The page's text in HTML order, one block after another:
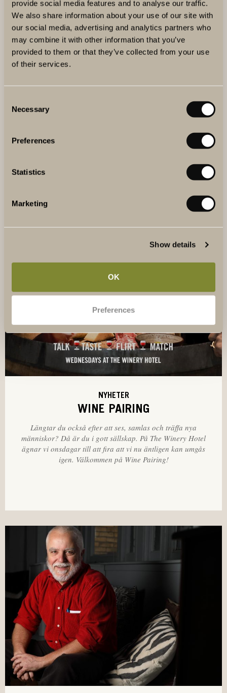
provide social media features and to analyse our traffic.
We also share information about your use of our site with
our social media, advertising and analytics partners who
may combine it with other information that you’ve
provided to them or that they’ve collected from your use
of their services.
Selection
Necessary
Preferences
Statistics
Marketing
Show details
OK
Preferences
NYHETER
DAGS FÖR FESTA DEL CHIANTI
Hotel anordnas den 18-19 Mars 2022 för tredje gången i
Stockholm. Elva kvalitetsproducenter från området
NYHETER
WINE PAIRING
Längtar du också efter att ses, samlas och träffa nya
människor? Då är du i gott sällskap. På The Winery Hotel
ägnar vi onsdagar till att fira att vi nu äntligen kan umgås
igen. Välkommen på Wine Pairing!